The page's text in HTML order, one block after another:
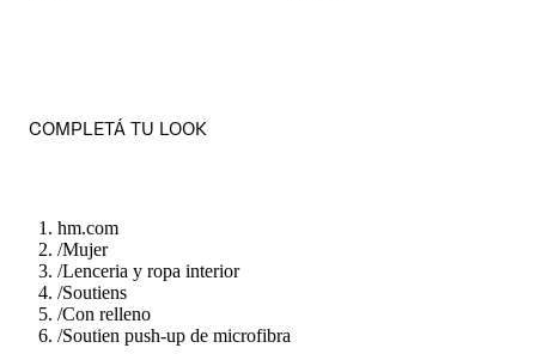
COMPLETÁ TU LOOK
hm.com
/Mujer
/Lenceria y ropa interior
/Soutiens
/Con relleno
/Soutien push-up de microfibra